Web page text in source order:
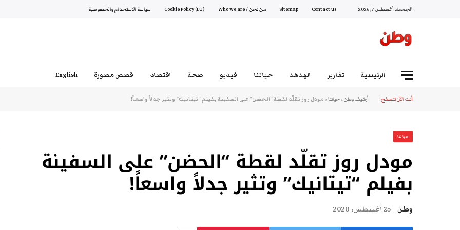
الجمعة, أغسطس 7, 2026 Contact us
Sitemap من نحن / Who we are Cookie Policy (EU) سياسة الاستخدام والخصوصية
الرئيسية تقارير الهدهد حياتنا فيديو صحة اقتصاد قصص مصورة English
أنت الآن تتصفح: أرشيف وطن»حياتنا»مودل روز تقلّد لقطة “الحضن” على السفينة بفيلم “تيتانيك” وتثير جدلاً واسعاً!
حياتنا
مودل روز تقلّد لقطة “الحضن” على السفينة
بفيلم “تيتانيك” وتثير جدلاً واسعاً!
وطن 25 أغسطس، 2020